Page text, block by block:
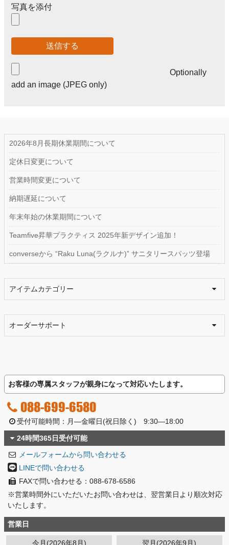
写真を添付
Optionally
add an image (JPEG only)
2026年8月長期休業期間について
定休日変更について
営業時間変更について
納期遅延について
年末年始の休業期間について
Teamfive昇華プラクティス 2025年新デザイン追加！
converseから “Raku Luna(ラクルナ)” サニタリースパッツ登場
アイテムカテゴリー
オーダーサポート
お客様の専属スタッフが親身になって対応いたします。
088-699-6580
受付可能時間：月―金曜日(祝日除く) 9:30―18:00
24時間365日受付可能
メールフォームから問い合わせる
LINEで問い合わせる
FAXで問い合わせる：088-678-6586
※営業時間外にいただいたお問い合わせは、翌営業日より順次対応
いたします。
営業日
今月(2026年8月) 翌月(2026年9月)